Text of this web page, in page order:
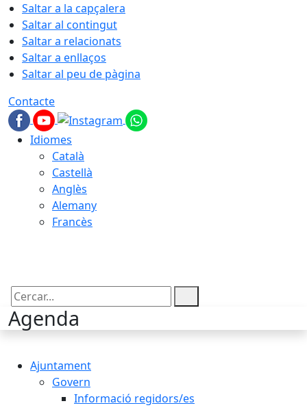
Saltar a la capçalera
Saltar al contingut
Saltar a relacionats
Saltar a enllaços
Saltar al peu de pàgina
Contacte
Idiomes
Català
Castellà
Anglès
Alemany
Francès
Cercar:
Agenda
Ajuntament
Govern
Informació regidors/es